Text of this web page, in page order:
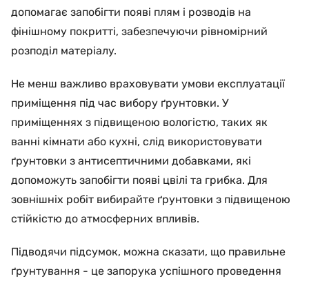
допомагає запобігти появі плям і розводів на
фінішному покритті, забезпечуючи рівномірний
розподіл матеріалу.
Не менш важливо враховувати умови експлуатації
приміщення під час вибору ґрунтовки. У
приміщеннях з підвищеною вологістю, таких як
ванні кімнати або кухні, слід використовувати
ґрунтовки з антисептичними добавками, які
допоможуть запобігти появі цвілі та грибка. Для
зовнішніх робіт вибирайте ґрунтовки з підвищеною
стійкістю до атмосферних впливів.
Підводячи підсумок, можна сказати, що правильне
ґрунтування - це запорука успішного проведення